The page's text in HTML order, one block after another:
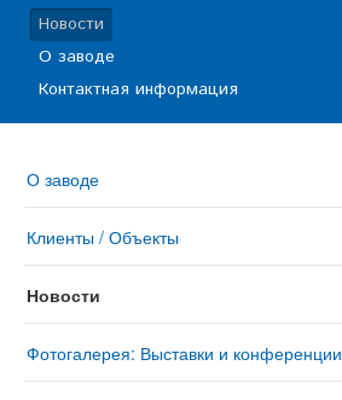
Новости
О заводе
Контактная информация
О заводе
Клиенты / Объекты
Новости
Фотогалерея: Выставки и конференции